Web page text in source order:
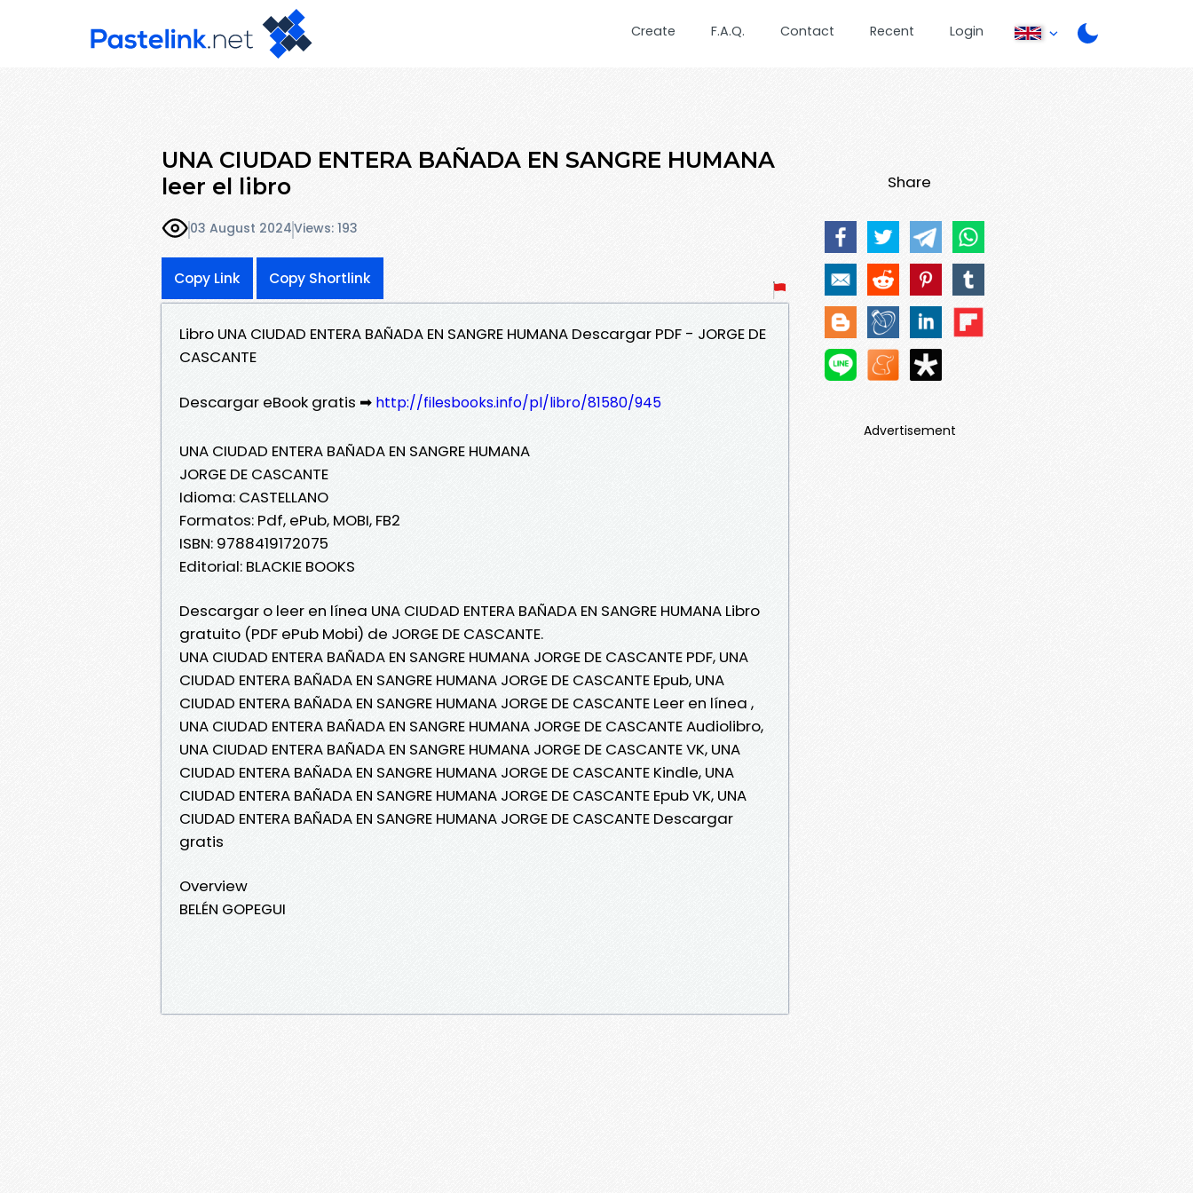
Create F.A.Q. Contact Recent Login
UNA CIUDAD ENTERA BAÑADA EN SANGRE HUMANA
leer el libro
03 August 2024Views: 193
Copy Link Copy Shortlink
Libro UNA CIUDAD ENTERA BAÑADA EN SANGRE HUMANA Descargar PDF - JORGE DE
CASCANTE
Descargar eBook gratis ➡ http://filesbooks.info/pl/libro/81580/945
UNA CIUDAD ENTERA BAÑADA EN SANGRE HUMANA
JORGE DE CASCANTE
Idioma: CASTELLANO
Formatos: Pdf, ePub, MOBI, FB2
ISBN: 9788419172075
Editorial: BLACKIE BOOKS
Descargar o leer en línea UNA CIUDAD ENTERA BAÑADA EN SANGRE HUMANA Libro
gratuito (PDF ePub Mobi) de JORGE DE CASCANTE.
UNA CIUDAD ENTERA BAÑADA EN SANGRE HUMANA JORGE DE CASCANTE PDF, UNA
CIUDAD ENTERA BAÑADA EN SANGRE HUMANA JORGE DE CASCANTE Epub, UNA
CIUDAD ENTERA BAÑADA EN SANGRE HUMANA JORGE DE CASCANTE Leer en línea ,
UNA CIUDAD ENTERA BAÑADA EN SANGRE HUMANA JORGE DE CASCANTE Audiolibro,
UNA CIUDAD ENTERA BAÑADA EN SANGRE HUMANA JORGE DE CASCANTE VK, UNA
CIUDAD ENTERA BAÑADA EN SANGRE HUMANA JORGE DE CASCANTE Kindle, UNA
CIUDAD ENTERA BAÑADA EN SANGRE HUMANA JORGE DE CASCANTE Epub VK, UNA
CIUDAD ENTERA BAÑADA EN SANGRE HUMANA JORGE DE CASCANTE Descargar
gratis
Overview
BELÉN GOPEGUI
Share
Advertisement